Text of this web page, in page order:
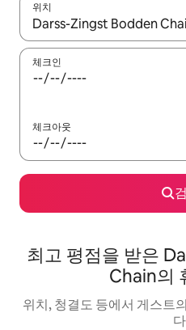
위치
결과가 나오면 위·아래 화살
체크인
체크아웃
최고 평점을 받은
Chain의
위치, 청결도 등에서 게스트